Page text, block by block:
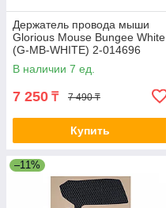
Держатель провода мыши
Glorious Mouse Bungee White
(G-MB-WHITE) 2-014696
В наличии 7 ед.
7 250 ₸ 7 490 ₸
Купить
–11%